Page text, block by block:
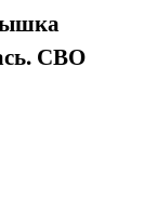
СВО